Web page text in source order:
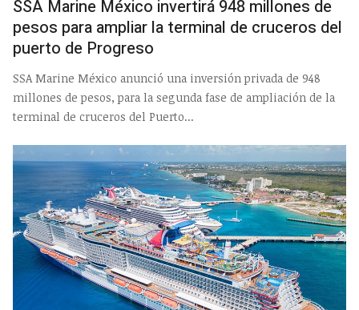
SSA Marine México invertirá 948 millones de
pesos para ampliar la terminal de cruceros del
puerto de Progreso
SSA Marine México anunció una inversión privada de 948
millones de pesos, para la segunda fase de ampliación de la
terminal de cruceros del Puerto...